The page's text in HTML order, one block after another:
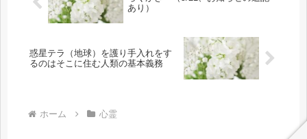
あり）
惑星テラ（地球）を護り手入れをす
るのはそこに住む人類の基本義務
ホーム 心霊